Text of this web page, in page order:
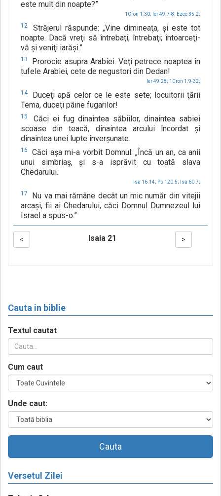
este mult din noapte?”
1Cron 1.30; Ier 49.7-8; Ezec 35.2;
12
Străjerul răspunde: „Vine dimineaţa, şi este tot
noapte. Dacă vreţi să întrebaţi, întrebaţi; întoarceţi-
vă şi veniţi iarăşi.”
13
Prorocie asupra Arabiei. Veţi petrece noaptea în
tufele Arabiei, cete de negustori din Dedan!
Ier 49.28; 1Cron 1.9-32;
14
Duceţi apă celor ce le este sete; locuitorii ţării
Tema, duceţi pâine fugarilor!
15
Căci ei fug dinaintea săbiilor, dinaintea sabiei
scoase din teacă, dinaintea arcului încordat şi
dinaintea unei lupte înverşunate.
16
Căci aşa mi-a vorbit Domnul: „Încă un an, ca anii
unui simbriaş, şi s-a isprăvit cu toată slava
Chedarului.
Isa 16.14; Ps 120.5; Isa 60.7;
17
Nu va mai rămâne decât un mic număr din vitejii
arcaşi, fii ai Chedarului, căci Domnul Dumnezeul lui
Israel a spus-o.”
< Isaia 21 >
Cauta in biblie
Textul cautat
Cum caut
Unde caut:
Cauta
Versetul Zilei